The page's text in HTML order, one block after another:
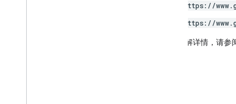
https://
https://
如需了解详情，请参